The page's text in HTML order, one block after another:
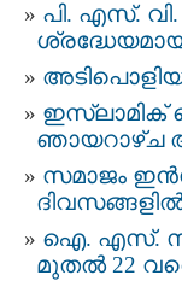
പി. എസ്.
ഇസ്ലാമിക്
ഞായറാഴ്ച
സമാജം
ഐ. എസ്.
മുതല്‍ 22